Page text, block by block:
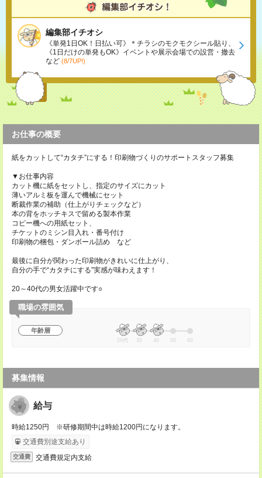
編集部イチオシ
《単発1日OK！日払い可》＊チラシのモクモクシール貼り、
《1日だけの単発もOK》イベントや展示会場での設営・撤去
など (8/7UP!)
お仕事の概要
紙をカットして“カタチ”にする！印刷物づくりのサポートスタッフ募集
▼お仕事内容
カット機に紙をセットし、指定のサイズにカット
薄いアルミ板を運んで機械にセット
断裁作業の補助（仕上がりチェックなど）
本の背をホッチキスで留める製本作業
コピー機への用紙セット、
チケットのミシン目入れ・番号付け
印刷物の梱包・ダンボール詰め など
最後に自分が関わった印刷物がきれいに仕上がり、
自分の手で“カタチにする”実感が味わえます！
20～40代の男女活躍中です○
職場の雰囲気
年齢層
20代 30 40 50 60
募集情報
給与
時給1250円 ※研修期間中は時給1200円になります。
交通費別途支給あり
交通費 交通費規定内支給